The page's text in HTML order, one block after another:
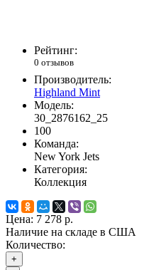
Рейтинг:
0 отзывов
Производитель:
Highland Mint
Модель:
30_2876162_25
100
Команда:
New York Jets
Категория:
Коллекция
Цена: 7 278 р.
Наличие на складе в США
Количество:
+